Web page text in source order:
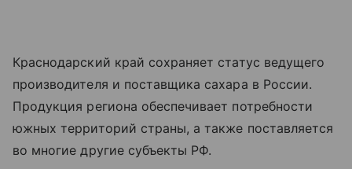
Краснодарский край сохраняет статус ведущего
производителя и поставщика сахара в России.
Продукция региона обеспечивает потребности
южных территорий страны, а также поставляется
во многие другие субъекты РФ.